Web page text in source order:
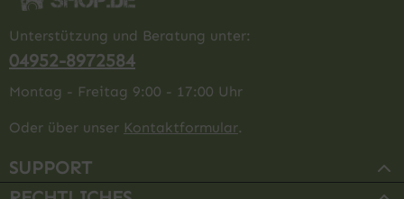
Unterstützung und Beratung unter:
04952-8972584
Montag - Freitag 9:00 - 17:00 Uhr
Oder über unser Kontaktformular.
SUPPORT